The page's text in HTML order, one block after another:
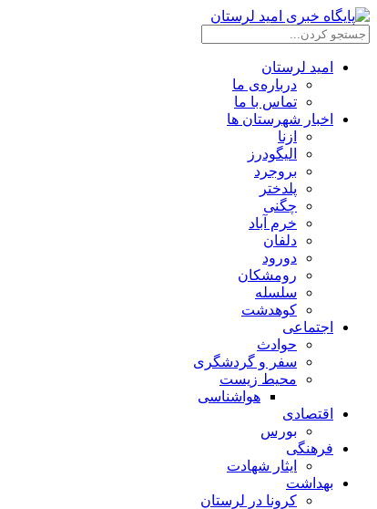
امید لرستان
درباره‌ی ما
تماس با ما
اخبار شهرستان ها
ازنا
الیگودرز
بروجرد
پلدختر
چگنی
خرم آباد
دلفان
دورود
رومشکان
سلسله
کوهدشت
اجتماعی
حوادث
سفر و گردشگری
محیط زیست
هواشناسی
اقتصادی
بورس
فرهنگی
ایثار شهادت
بهداشت
کرونا در لرستان